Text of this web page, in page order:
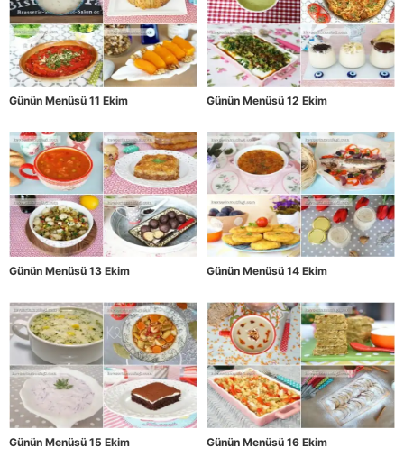
Günün Menüsü 11 Ekim Günün Menüsü 12 Ekim
Günün Menüsü 13 Ekim Günün Menüsü 14 Ekim
Günün Menüsü 15 Ekim Günün Menüsü 16 Ekim